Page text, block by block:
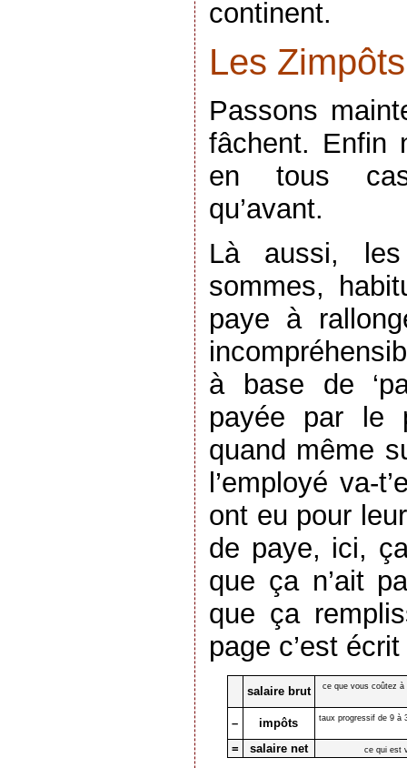
continent.
Les Zimpôts
Passons
fâchent. Enfin
en tous
qu’avant.
Là aussi,
sommes,
paye à
à base de
payée par le
quand même
l’employé va-
ont eu pour
de paye, ici,
que ça n’ait
que ça
page c’est
salaire brut ce que vous coûtez à
– impôts taux progressif de 9 à
= salaire net ce qui est